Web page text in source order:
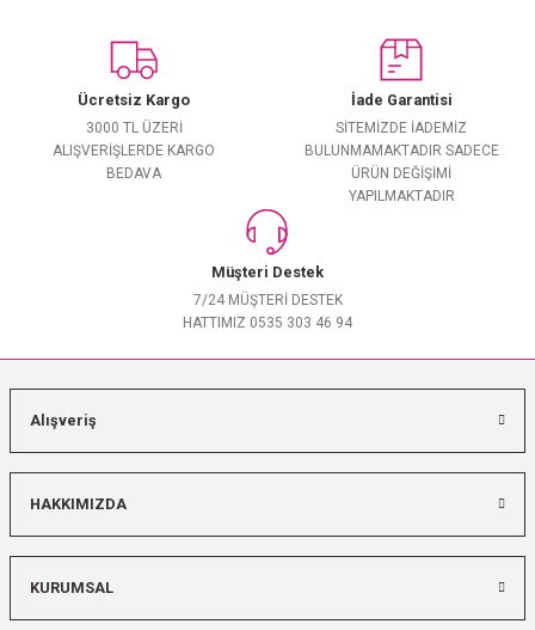
Ücretsiz Kargo
3000 TL ÜZERİ
ALIŞVERİŞLERDE KARGO
BEDAVA
İade Garantisi
SİTEMİZDE İADEMİZ
BULUNMAMAKTADIR SADECE
ÜRÜN DEĞİŞİMİ
YAPILMAKTADIR
Müşteri Destek
7/24 MÜŞTERİ DESTEK
HATTIMIZ 0535 303 46 94
Alışveriş
HAKKIMIZDA
KURUMSAL